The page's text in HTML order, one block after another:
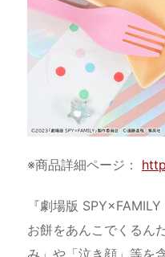
※商品詳細ページ：
『劇場版
お餅をあんこでくるん